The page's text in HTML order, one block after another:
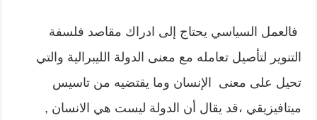
فالعمل السياسي يحتاج إلى ادراك مقاصد فلسفة
التنوير لتأصيل تعامله مع معنى الدولة الليبرالية والتي
تحيل على معنى الإنسان وما يقتضيه من تاسيس
ميتافيزيقي ،قد يقال أن الدولة ليست هي الانسان ,